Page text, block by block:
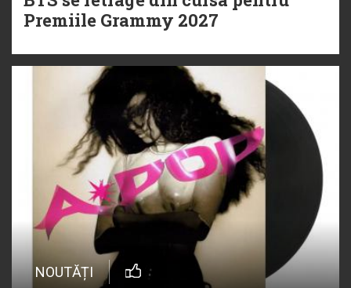
Premiile Grammy 2027
NOUTĂȚI